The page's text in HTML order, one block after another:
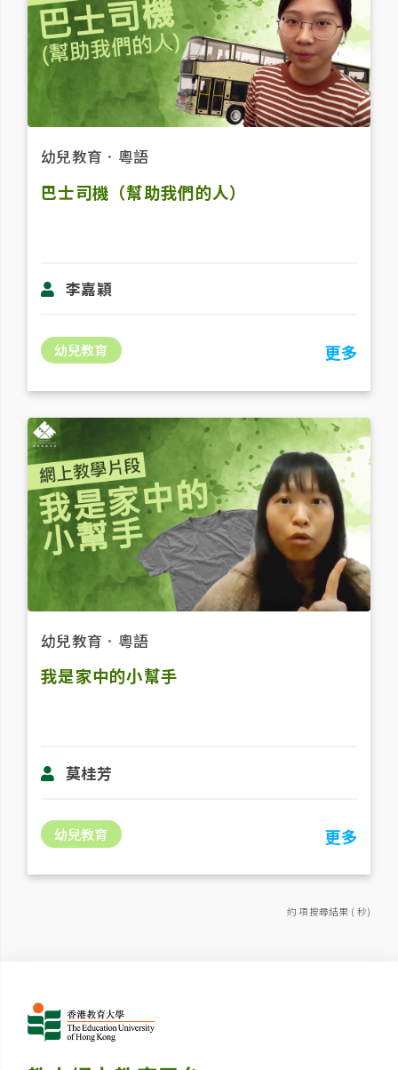
幼兒教育 ． 粵語
巴士司機（幫助我們的人）
李嘉穎
幼兒教育 更多
幼兒教育 ． 粵語
我是家中的小幫手
莫桂芳
幼兒教育 更多
約 項搜尋結果 ( 秒)